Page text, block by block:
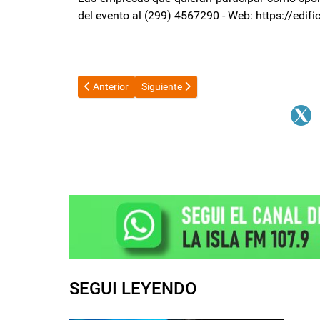
del evento al (299) 4567290 - Web: https://
Artículo anterior: Trabajan en la unificación de los
Anterior Artículo siguiente: El Gobierno confirmó
Siguiente
SEGUI LEYENDO